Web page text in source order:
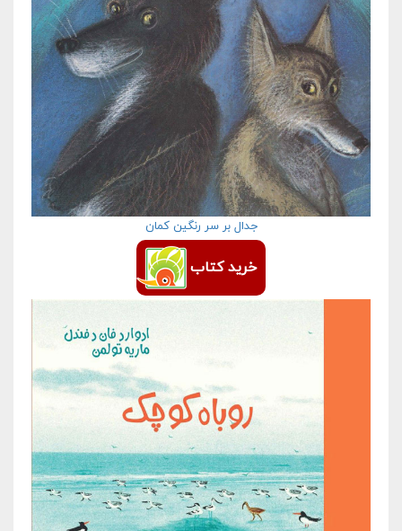
جدال بر سر رنگین کمان
خرید کتاب